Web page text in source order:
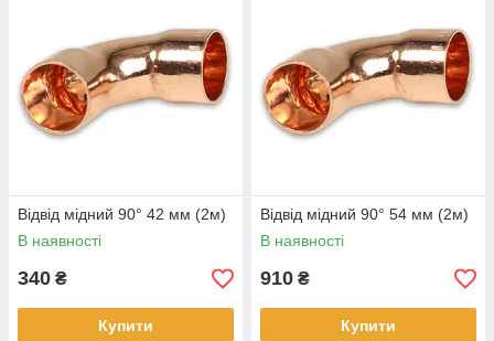
Відвід мідний 90° 42 мм (2м)
В наявності
340 ₴
Купити
Відвід мідний 90° 54 мм (2м)
В наявності
910 ₴
Купити